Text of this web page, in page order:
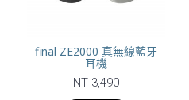
final ZE2000 真無線藍牙
耳機
NT 3,490